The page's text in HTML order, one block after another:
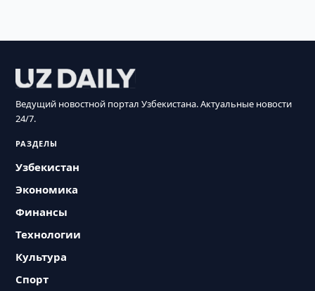
Ведущий новостной портал Узбекистана. Актуальные новости
24/7.
РАЗДЕЛЫ
Узбекистан
Экономика
Финансы
Технологии
Культура
Спорт